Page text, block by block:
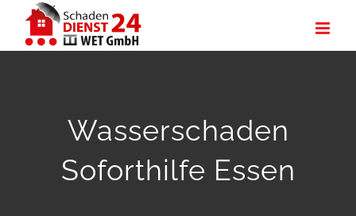
Inhalt
Wasserschaden
Soforthilfe Essen